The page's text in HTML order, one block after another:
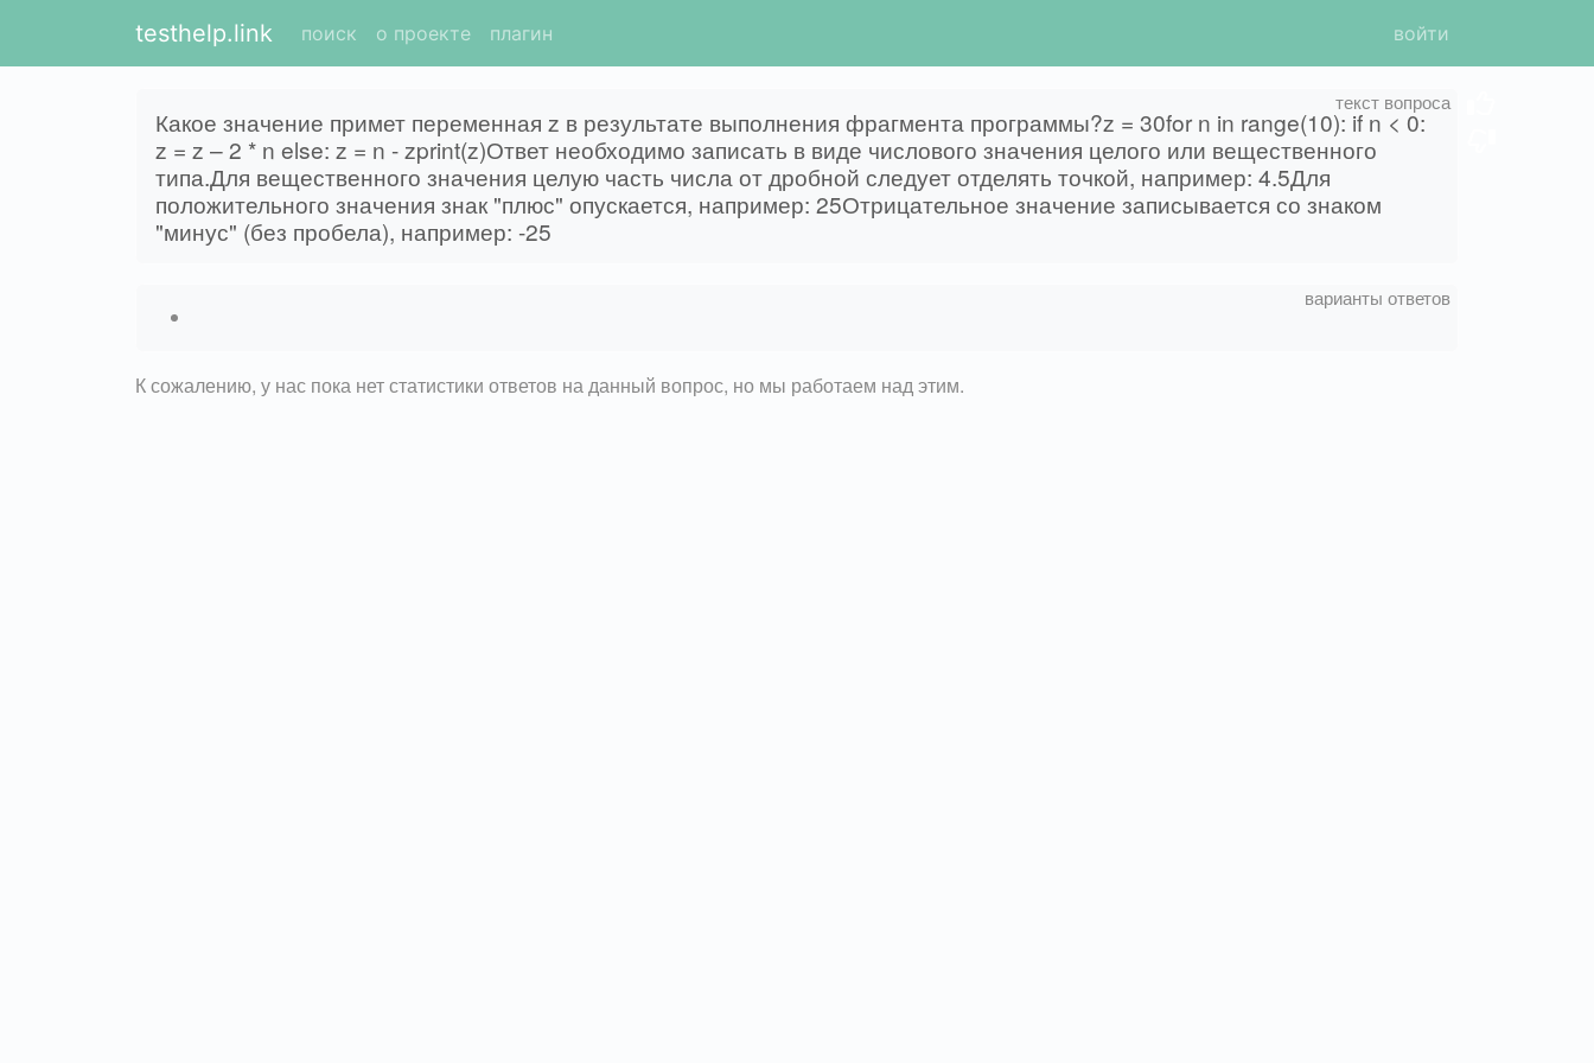
testhelp.link поиск о проекте плагин войти
Какое значение примет переменная z в результате выполнения фрагмента программы?z = 30for n in range(10): if n < 0:
z = z – 2 * n else: z = n - zprint(z)Ответ необходимо записать в виде числового значения целого или вещественного
типа.Для вещественного значения целую часть числа от дробной следует отделять точкой, например: 4.5Для
положительного значения знак "плюс" опускается, например: 25Отрицательное значение записывается со знаком
"минус" (без пробела), например: -25
К сожалению, у нас пока нет статистики ответов на данный вопрос, но мы работаем над этим.